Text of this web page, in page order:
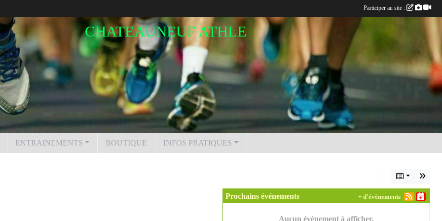
CHATEAUNEUF ATHLE
ENTRAINEMENTS BOUTIQUE INFOS PRATIQUES
Prochains événements
Aucun évènement à afficher.
+ d'évènements
Participer au site :